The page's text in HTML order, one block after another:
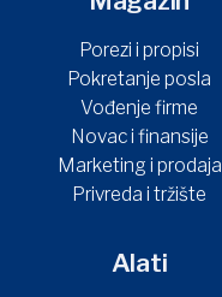
Porezi i propisi
Pokretanje posla
Vođenje firme
Novac i finansije
Marketing i prodaja
Privreda i tržište
Alati